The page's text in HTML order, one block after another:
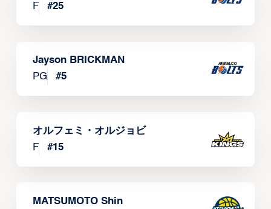
F
#25
Jayson BRICKMAN
PG
#5
オルフェミ・オルジョビ
F
#15
MATSUMOTO Shin